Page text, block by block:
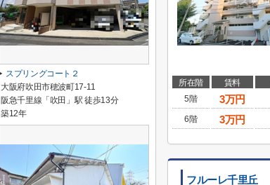
所在階 賃料
5階
3万円
6階
3万円
フルーレ千里丘
スプリングコート２
大阪府吹田市穂波町17-11
阪急千里線「吹田」駅 徒歩13分
築12年